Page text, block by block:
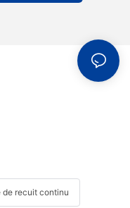
revêtement en
la définition de l’avenir
à explorer
comme solution
de recuit continu